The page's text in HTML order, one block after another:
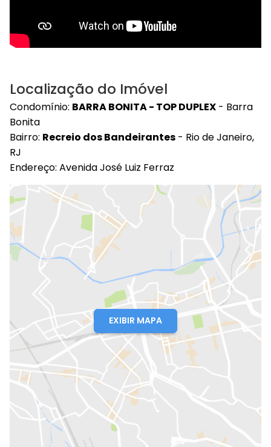
Localização do Imóvel
Condomínio: BARRA BONITA - TOP DUPLEX - Barra
Bonita
Bairro: Recreio dos Bandeirantes - Rio de Janeiro,
RJ
Endereço: Avenida José Luiz Ferraz
EXIBIR MAPA